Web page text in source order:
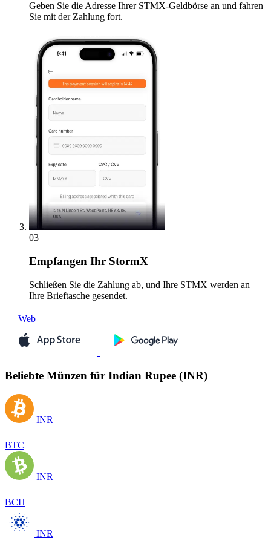
Geben Sie die Adresse Ihrer STMX-Geldbörse an und fahren
Sie mit der Zahlung fort.
03
Empfangen Ihr StormX
Schließen Sie die Zahlung ab, und Ihre STMX werden an
Ihre Brieftasche gesendet.
Web
Beliebte Münzen für Indian Rupee (INR)
INR
BTC
INR
BCH
INR